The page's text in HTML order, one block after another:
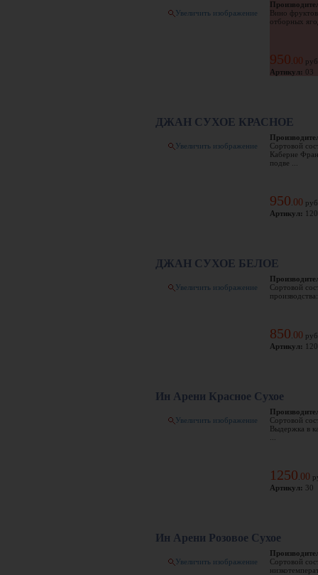
Увеличить изображение
Вино
отборных
950 00
Артикул: 03
ДЖАН СУХОЕ КРАСНОЕ
Увеличить изображение
Сортовой
Каберне
подве ...
950 00
Артикул:
ДЖАН СУХОЕ БЕЛОЕ
Увеличить изображение
Сортовой
850 00
Артикул:
Ин Арени Красное Сухое
Увеличить изображение
Сортовой
Выдержка в
1250 00
Артикул: 30
Ин Арени Розовое Сухое
Увеличить изображение
Сортовой